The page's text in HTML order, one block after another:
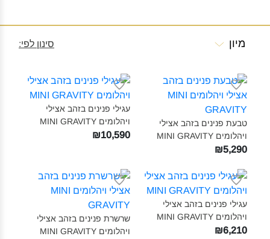
מיון סינון לפי:
טבעת פנינים בזהב אצילי
ויהלומים MINI GRAVITY‎
₪5,290
עגילי פנינים בזהב אצילי
ויהלומים MINI GRAVITY‎
₪10,590
עגילי פנינים בזהב אצילי
ויהלומים MINI GRAVITY‎
₪6,210
שרשרת פנינים בזהב אצילי
ויהלומים MINI GRAVITY‎